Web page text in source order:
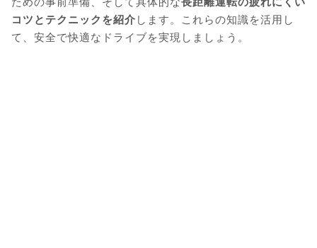
コツとテクニックを紹介 します。これらの知識を活用し
て、安全で快適なドライブを実現しましょう。